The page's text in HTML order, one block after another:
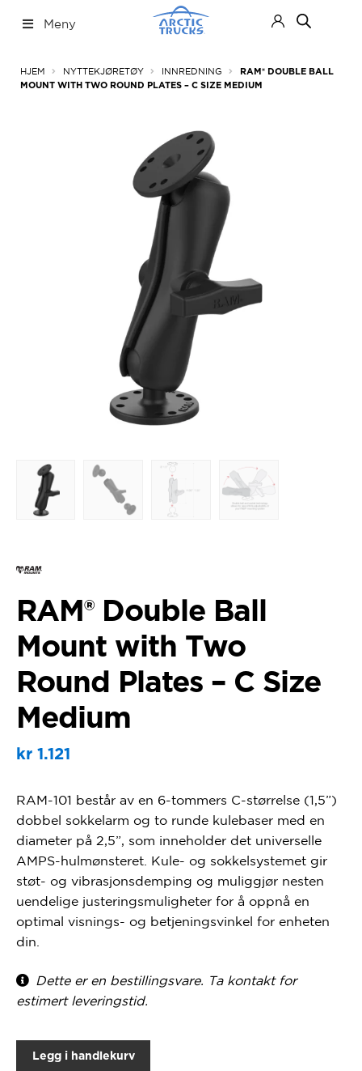
til
til
Meny
ut
HJEM NYTTEKJØRETØY INNREDNING
RAM® DOUBLE BALL
MOUNT WITH TWO ROUND PLATES – C SIZE MEDIUM
RAM® Double Ball
Mount with Two
Round Plates – C Size
Medium
kr1.121
RAM-101 består av en 6-tommers C-størrelse (1,5”)
dobbel sokkelarm og to runde kulebaser med en
diameter på 2,5”, som inneholder det universelle
AMPS-hulmønsteret. Kule- og sokkelsystemet gir
støt- og vibrasjonsdemping og muliggjør nesten
uendelige justeringsmuligheter for å oppnå en
optimal visnings- og betjeningsvinkel for enheten
din.
Dette er en bestillingsvare. Ta kontakt for
estimert leveringstid.
Legg i handlekurv